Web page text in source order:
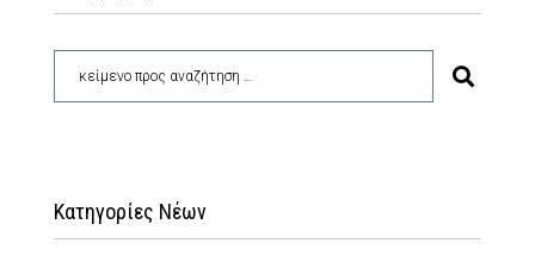
Κατηγορίες Νέων